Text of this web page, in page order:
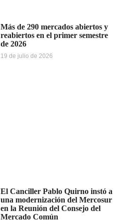
Más de 290 mercados abiertos y
reabiertos en el primer semestre
de 2026
19 de julio de 2026
El Canciller Pablo Quirno instó a
una modernización del Mercosur
en la Reunión del Consejo del
Mercado Común